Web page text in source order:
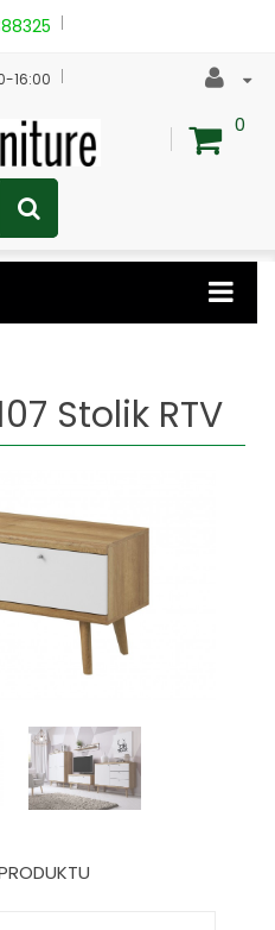
16:00
0
Stolik RTV